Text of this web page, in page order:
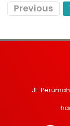
Previous
Jl.